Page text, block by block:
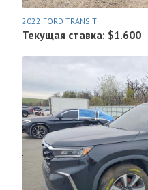
2022 FORD TRANSIT
Текущая ставка: $1.600